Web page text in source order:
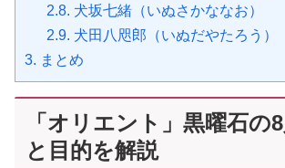
2.8. 犬坂七緒（いぬさかななお）
2.9. 犬田八咫郎（いぬだやたろう）
3. まとめ
「オリエント」黒曜石の
と目的を解説